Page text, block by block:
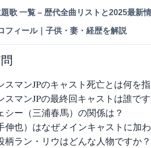
歌 一覧 – 歴代全曲リストと2025最新
フィール｜子供・妻・経歴を解説
スマンJPのキャスト死亡とは何を
スマンJPの最終回キャストは誰で
シー（三浦春馬）の関係は？
伸也）はなぜメインキャストに加
柄ラン・リウはどんな人物ですか？